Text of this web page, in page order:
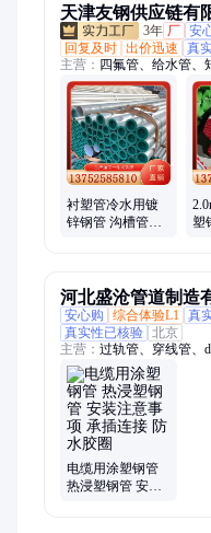
天津友钢供应链有
3年 厂 安
回复及时 出价迅速 真
主营： 四氟管、给水管、
测管、保护管、黑方管、
炉管、输送管、耐磨管
合管、工业管、排水管、
衬塑管冷水用镀
锌钢管 沟槽管件
塑
河北盛沧管道制造
安心购
综合体验L1 真
真实性已核验 北京
主营： 过轨管、穿线管、
管、涂塑钢管、热浸塑钢
管、电力涂塑钢管、N-
树脂涂塑钢管、涂pe法兰
喷塑法兰、热浸塑穿线管
电力穿线管、电缆穿线管
管
电缆用涂塑钢管
热浸塑钢管 安装